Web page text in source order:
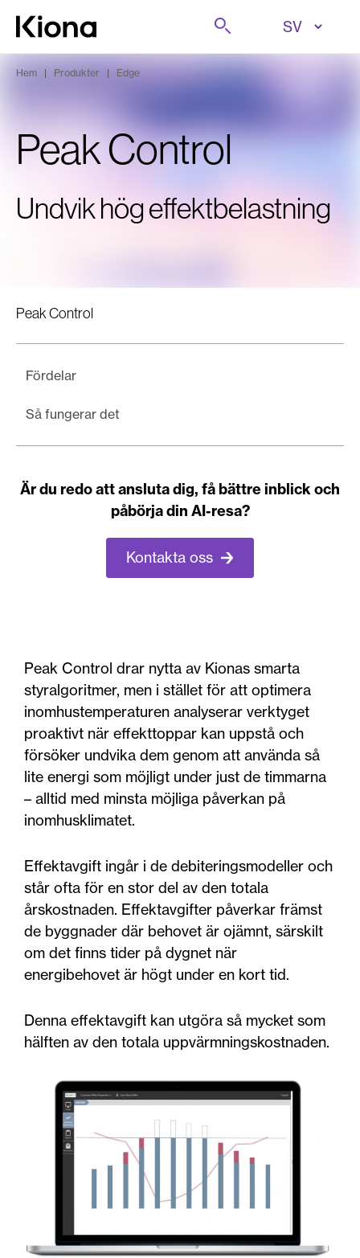
Hoppa till innehåll
Gå till hemsidan
Sök på
Hem | Produkter | Edge
Peak Control
Undvik hög effektbelastning
Peak Control
Fördelar
Så fungerar det
Är du redo att ansluta dig, få bättre inblick och
påbörja din AI-resa?
Kontakta oss
Peak Control drar nytta av Kionas smarta
styralgoritmer, men i stället för att optimera
inomhustemperaturen analyserar verktyget
proaktivt när effekttoppar kan uppstå och
försöker undvika dem genom att använda så
lite energi som möjligt under just de timmarna
– alltid med minsta möjliga påverkan på
inomhusklimatet.
Effektavgift ingår i de debiteringsmodeller och
står ofta för en stor del av den totala
årskostnaden. Effektavgifter påverkar främst
de byggnader där behovet är ojämnt, särskilt
om det finns tider på dygnet när
energibehovet är högt under en kort tid.
Denna effektavgift kan utgöra så mycket som
hälften av den totala uppvärmningskostnaden.